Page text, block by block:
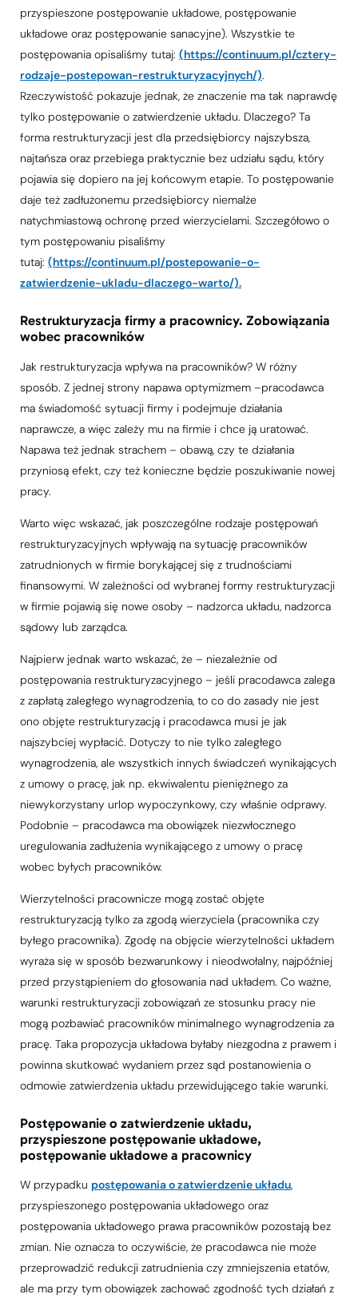
przyspieszone postępowanie układowe, postępowanie
układowe oraz postępowanie sanacyjne). Wszystkie te
postępowania opisaliśmy tutaj: (https://continuum.pl/cztery-
rodzaje-postepowan-restrukturyzacyjnych/).
Rzeczywistość pokazuje jednak, że znaczenie ma tak naprawdę
tylko postępowanie o zatwierdzenie układu. Dlaczego? Ta
forma restrukturyzacji jest dla przedsiębiorcy najszybsza,
najtańsza oraz przebiega praktycznie bez udziału sądu, który
pojawia się dopiero na jej końcowym etapie. To postępowanie
daje też zadłużonemu przedsiębiorcy niemalże
natychmiastową ochronę przed wierzycielami. Szczegółowo o
tym postępowaniu pisaliśmy
tutaj: (https://continuum.pl/postepowanie-o-
zatwierdzenie-ukladu-dlaczego-warto/).
Restrukturyzacja firmy a pracownicy. Zobowiązania
wobec pracowników
Jak restrukturyzacja wpływa na pracowników? W różny
sposób. Z jednej strony napawa optymizmem –pracodawca
ma świadomość sytuacji firmy i podejmuje działania
naprawcze, a więc zależy mu na firmie i chce ją uratować.
Napawa też jednak strachem – obawą, czy te działania
przyniosą efekt, czy też konieczne będzie poszukiwanie nowej
pracy.
Warto więc wskazać, jak poszczególne rodzaje postępowań
restrukturyzacyjnych wpływają na sytuację pracowników
zatrudnionych w firmie borykającej się z trudnościami
finansowymi. W zależności od wybranej formy restrukturyzacji
w firmie pojawią się nowe osoby – nadzorca układu, nadzorca
sądowy lub zarządca.
Najpierw jednak warto wskazać, że – niezależnie od
postępowania restrukturyzacyjnego – jeśli pracodawca zalega
z zapłatą zaległego wynagrodzenia, to co do zasady nie jest
ono objęte restrukturyzacją i pracodawca musi je jak
najszybciej wypłacić. Dotyczy to nie tylko zaległego
wynagrodzenia, ale wszystkich innych świadczeń wynikających
z umowy o pracę, jak np. ekwiwalentu pieniężnego za
niewykorzystany urlop wypoczynkowy, czy właśnie odprawy.
Podobnie – pracodawca ma obowiązek niezwłocznego
uregulowania zadłużenia wynikającego z umowy o pracę
wobec byłych pracowników.
Wierzytelności pracownicze mogą zostać objęte
restrukturyzacją tylko za zgodą wierzyciela (pracownika czy
byłego pracownika). Zgodę na objęcie wierzytelności układem
wyraża się w sposób bezwarunkowy i nieodwołalny, najpóźniej
przed przystąpieniem do głosowania nad układem. Co ważne,
warunki restrukturyzacji zobowiązań ze stosunku pracy nie
mogą pozbawiać pracowników minimalnego wynagrodzenia za
pracę. Taka propozycja układowa byłaby niezgodna z prawem i
powinna skutkować wydaniem przez sąd postanowienia o
odmowie zatwierdzenia układu przewidującego takie warunki.
Postępowanie o zatwierdzenie układu,
przyspieszone postępowanie układowe,
postępowanie układowe a pracownicy
W przypadku postępowania o zatwierdzenie układu,
przyspieszonego postępowania układowego oraz
postępowania układowego prawa pracowników pozostają bez
zmian. Nie oznacza to oczywiście, że pracodawca nie może
przeprowadzić redukcji zatrudnienia czy zmniejszenia etatów,
ale ma przy tym obowiązek zachować zgodność tych działań z